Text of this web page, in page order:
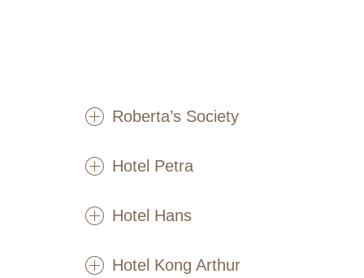
Roberta’s Society
Hotel Petra
Hotel Hans
Hotel Kong Arthur